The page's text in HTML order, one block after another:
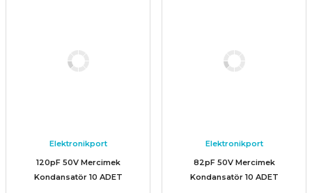
Elektronikport
120pF 50V Mercimek
Kondansatör 10 ADET
Elektronikport
82pF 50V Mercimek
Kondansatör 10 ADET